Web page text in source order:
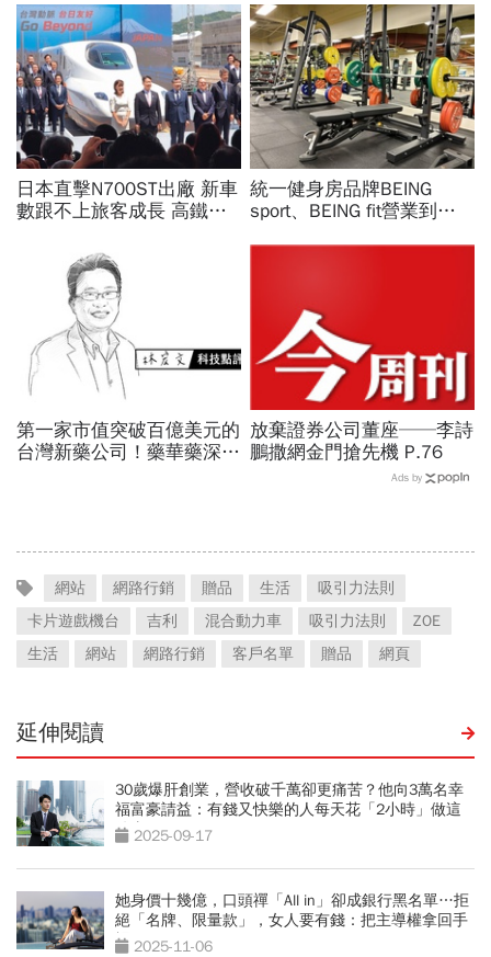
日本直擊N700ST出廠 新車
數跟不上旅客成長 高鐵遇3
統一健身房品牌BEING
sport、BEING fit營業到這
第一家市值突破百億美元的
台灣新藥公司！藥華藥深耕
放棄證券公司董座──李詩
鵬撒網金門搶先機 P.76
Ads by
網站 網路行銷 贈品 生活
吸引力法則
卡片遊戲機台
吉利 混合動力車 吸引力法則
ZOE
生活
網站 網路行銷 客戶名單 贈品 網頁
延伸閱讀
30歲爆肝創業，營收破千萬卻更痛苦？他向3萬名幸
福富豪請益：有錢又快樂的人每天花「2小時」做這
件事2025-09-17
她身價十幾億，口頭禪「All in」卻成銀行黑名單…拒
絕「名牌、限量款」，女人要有錢：把主導權拿回手
裡 2025-11-06